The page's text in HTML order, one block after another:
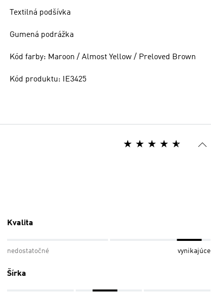
Textilná podšívka
Gumená podrážka
Kód farby: Maroon / Almost Yellow / Preloved Brown
Kód produktu: IE3425
Kvalita
nedostatočné vynikajúce
Šírka